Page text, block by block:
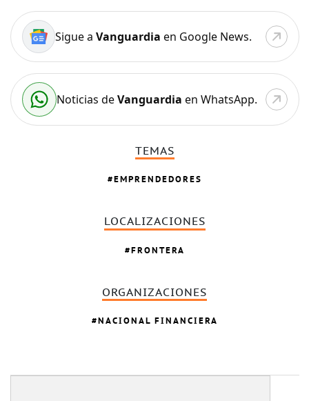
Sigue a Vanguardia en Google News.
Noticias deVanguardia en WhatsApp.
TEMAS
EMPRENDEDORES
LOCALIZACIONES
FRONTERA
ORGANIZACIONES
NACIONAL FINANCIERA